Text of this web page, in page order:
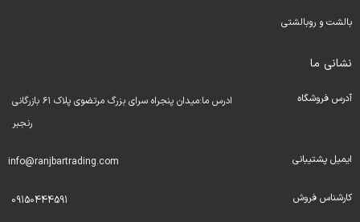
بالشت و روبالشتی
نشانی ما
آدرس فروشگاه
ادرس ما:میدان پنجراه سرای بزرگ مرتضوی پلاک ۶۱ بازرگانی
رنجبر
ایمیل پشتیبانی info@ranjbartrading.com
کارشناس فروش 09150444591